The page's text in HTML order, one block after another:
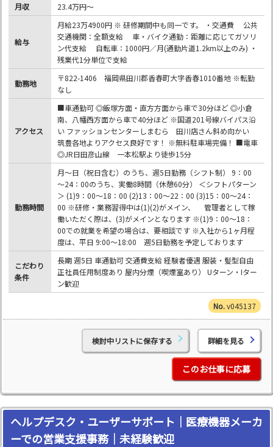
月収
23.4万円～
給与
月給23万4900円 ※ 研修期間中も同一です。 ・交通費 公共
交通機関：全額支給 車・バイク通勤：距離に応じてガソリ
ン代支給 自転車：1000円／月(通勤片道1.2km以上のみ) ・
残業代1分単位で支給
勤務地
〒822-1406 福岡県田川郡香春町大字香春1010番地 ※転勤
なし
アクセス
■車通勤可 ◎飯塚方面・直方方面から車で30分ほど ◎小倉
南、八幡西方面から車で40分ほど ※国道201号線バイパス沿
い ファッションセンターしまむら 田川店さん斜め向かい
筑豊各地よりアクセス良好です！ ※無料駐車場完備！ ■電車
◎JR日田彦山線 一本松駅より徒歩15分
勤務時間
月～日（祝日含む）のうち、週5日勤務（シフト制） 9：00
～24：00のうち、実働8時間（休憩60分） ＜シフトパターン
＞ (1)9：00～18：00 (2)13：00～22：00 (3)15：00～24：
00 ※研修・業務習得中は(1)(2)がメイン、 管理者として稼
働いただく際は、(3)がメインとなります ※(1)9：00～18：
00での就業を希望の場合は、要相談です ※入社から1ヶ月程
度は、平日 9:00～18:00 週5日勤務を予定しております
こだわり
条件
長期 週5日 車通勤可 交通費支給 経験者優遇 服装・髪型自由
正社員任用制度あり 屋内分煙（喫煙室あり） Uターン・Iター
ン歓迎
v045137
検討中リストに保存する 詳細を見る
このお仕事に応募
ヘルプデスク・ユーザーサポート｜医療機器メーカ
ーでの営業支援事務｜未経験歓迎